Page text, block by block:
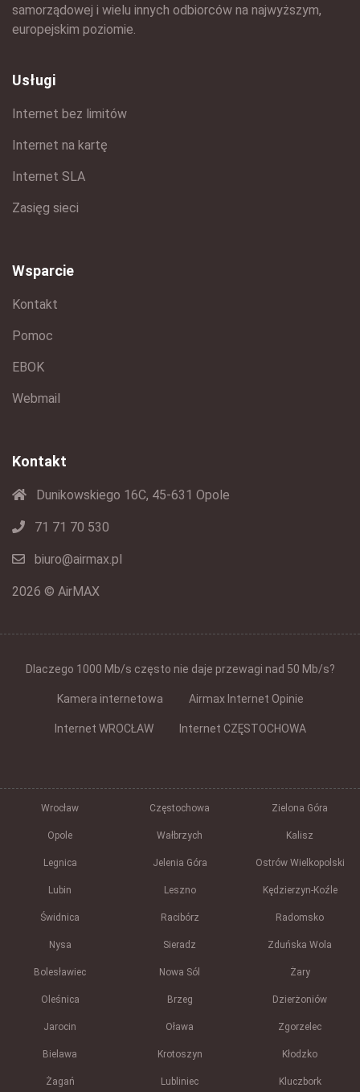
samorządowej i wielu innych odbiorców na najwyższym,
europejskim poziomie.
Usługi
Internet bez limitów
Internet na kartę
Internet SLA
Zasięg sieci
Wsparcie
Kontakt
Pomoc
EBOK
Webmail
Kontakt
Dunikowskiego 16C, 45-631 Opole
71 71 70 530
biuro@airmax.pl
2026 © AirMAX
Dlaczego 1000 Mb/s często nie daje przewagi nad 50 Mb/s?
Kamera internetowa Airmax Internet Opinie
Internet WROCŁAW Internet CZĘSTOCHOWA
Wrocław Częstochowa Zielona Góra
Opole Wałbrzych Kalisz
Legnica Jelenia Góra Ostrów Wielkopolski
Lubin Leszno Kędzierzyn-Koźle
Świdnica Racibórz Radomsko
Nysa Sieradz Zduńska Wola
Bolesławiec Nowa Sól Żary
Oleśnica Brzeg Dzierżoniów
Jarocin Oława Zgorzelec
Bielawa Krotoszyn Kłodzko
Żagań Lubliniec Kluczbork